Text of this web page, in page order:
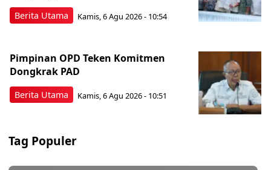
Berita Utama Kamis, 6 Agu 2026 - 10:54
Berita Utama
Pimpinan OPD Teken Komitmen
Dongkrak PAD
Kamis, 6 Agu 2026 - 10:51
Tag Populer